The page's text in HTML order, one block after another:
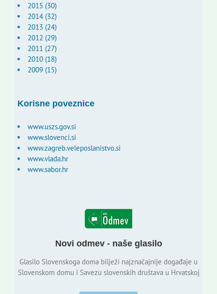
2015 (30)
2014 (32)
2013 (24)
2012 (29)
2011 (27)
2010 (18)
2009 (15)
Korisne poveznice
www.uszs.gov.si
www.slovenci.si
www.zagreb.veleposlanistvo.si
www.vlada.hr
www.sabor.hr
Novi odmev - naše glasilo
Glasilo Slovenskoga doma bilježi najznačajnije događaje u
Slovenskom domu i Savezu slovenskih društava u Hrvatskoj